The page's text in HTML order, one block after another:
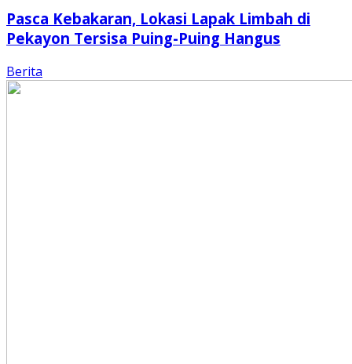
Pasca Kebakaran, Lokasi Lapak Limbah di
Pekayon Tersisa Puing-Puing Hangus
Berita